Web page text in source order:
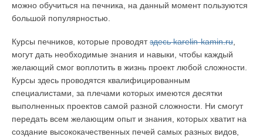
можно обучиться на печника, на данный момент пользуются
большой популярностью.
Курсы печников, которые проводятздесь karelin-kamin.ru
могут дать необходимые знания и навыки, чтобы каждый
желающий смог воплотить в жизнь проект любой сложности.
Курсы здесь проводятся квалифицированным
специалистами, за плечами которых имеются десятки
выполненных проектов самой разной сложности. Ни смогут
передать всем желающим опыт и знания, которых хватит на
создание высококачественных печей самых разных видов,